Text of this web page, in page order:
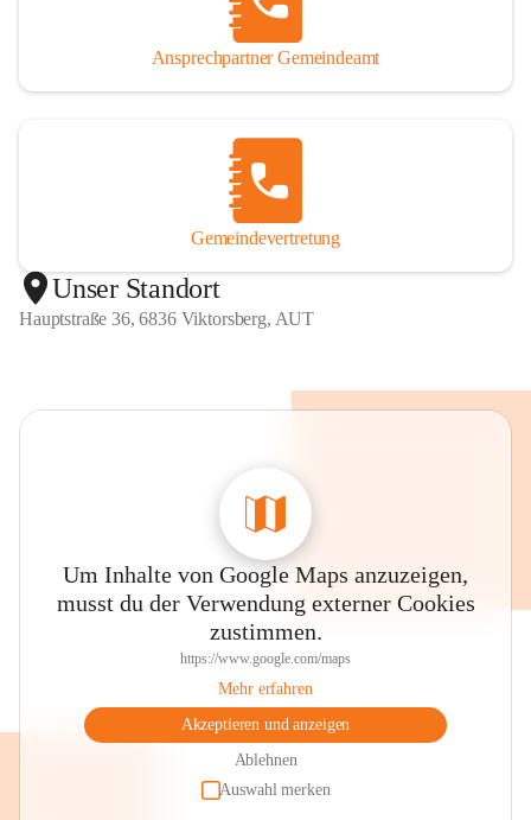
Ansprechpartner Gemeindeamt
Gemeindevertretung
Unser Standort
Hauptstraße 36, 6836 Viktorsberg, AUT
Um Inhalte von Google Maps anzuzeigen,
musst du der Verwendung externer Cookies
zustimmen.
https://www.google.com/maps
Mehr erfahren
Akzeptieren und anzeigen
Ablehnen
Auswahl merken